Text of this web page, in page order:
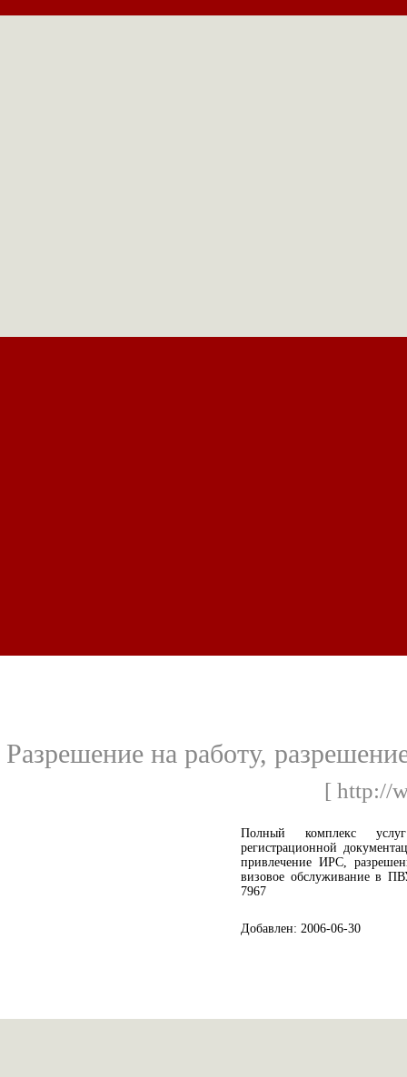
Разрешение на работу,
[ http://
Полный комплекс
регистрационной
привлечение ИРС,
визовое обслуживание в
7967
Добавлен: 2006-06-30